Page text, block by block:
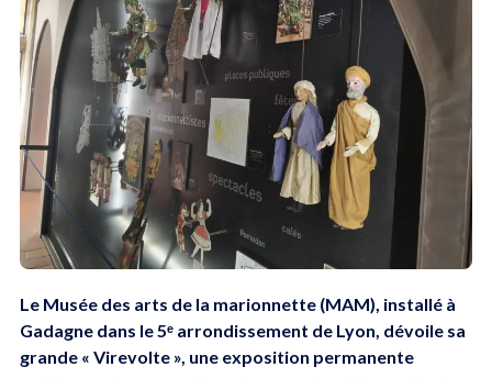
Le Musée des arts de la marionnette (MAM), installé à
Gadagne dans le 5ᵉ arrondissement de Lyon, dévoile sa
grande « Virevolte », une exposition permanente